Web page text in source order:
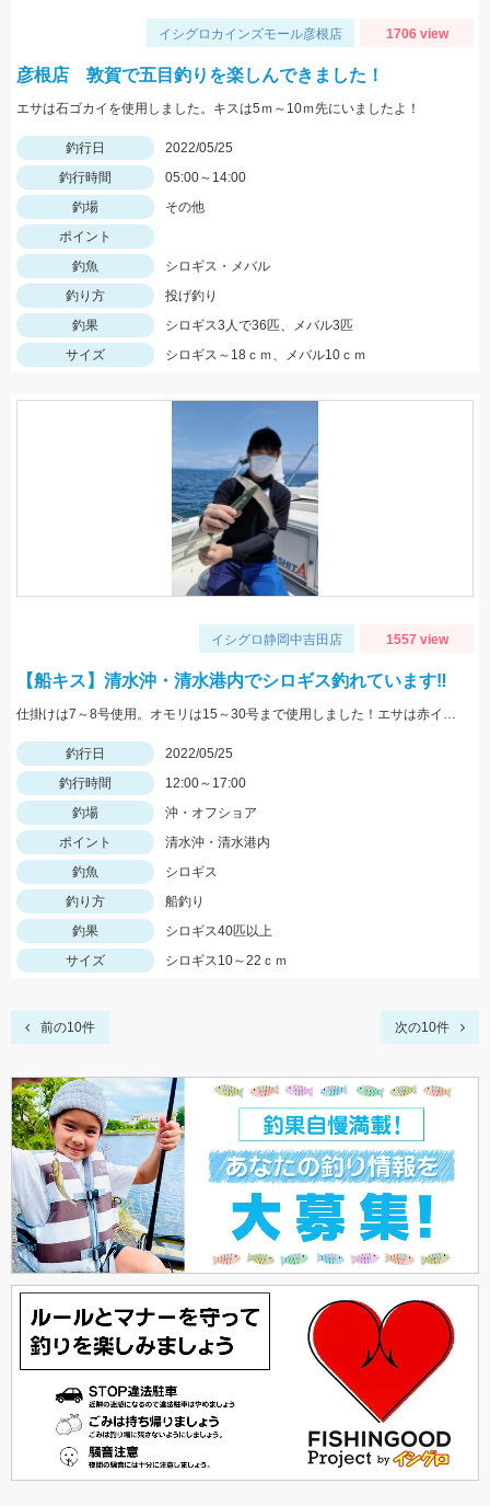
イシグロカインズモール彦根店 1706 view
彦根店 敦賀で五目釣りを楽しんできました！
エサは石ゴカイを使用しました。キスは5ｍ～10ｍ先にいましたよ！
釣行日
2022/05/25
釣行時間
05:00～14:00
釣場
その他
ポイント
釣魚
シロギス・メバル
釣り方
投げ釣り
釣果
シロギス3人で36匹、メバル3匹
サイズ
シロギス～18ｃｍ、メバル10ｃｍ
イシグロ静岡中吉田店 1557 view
【船キス】清水沖・清水港内でシロギス釣れています‼
仕掛けは7～8号使用。オモリは15～30号まで使用しました！エサは赤イソメがオススメです！
釣行日
2022/05/25
釣行時間
12:00～17:00
釣場
沖・オフショア
ポイント
清水沖・清水港内
釣魚
シロギス
釣り方
船釣り
釣果
シロギス40匹以上
サイズ
シロギス10～22ｃｍ
前の10件 次の10件